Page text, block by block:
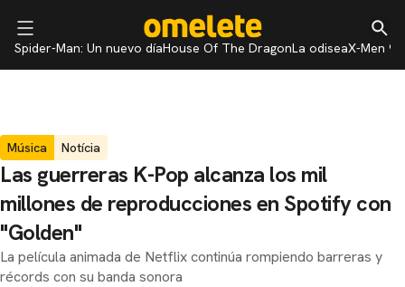
Spider-Man: Un nuevo díaHouse Of The DragonLa odiseaX-Men 97
Música Notícia
Las guerreras K-Pop alcanza los mil
millones de reproducciones en Spotify con
"Golden"
La película animada de Netflix continúa rompiendo barreras y
récords con su banda sonora